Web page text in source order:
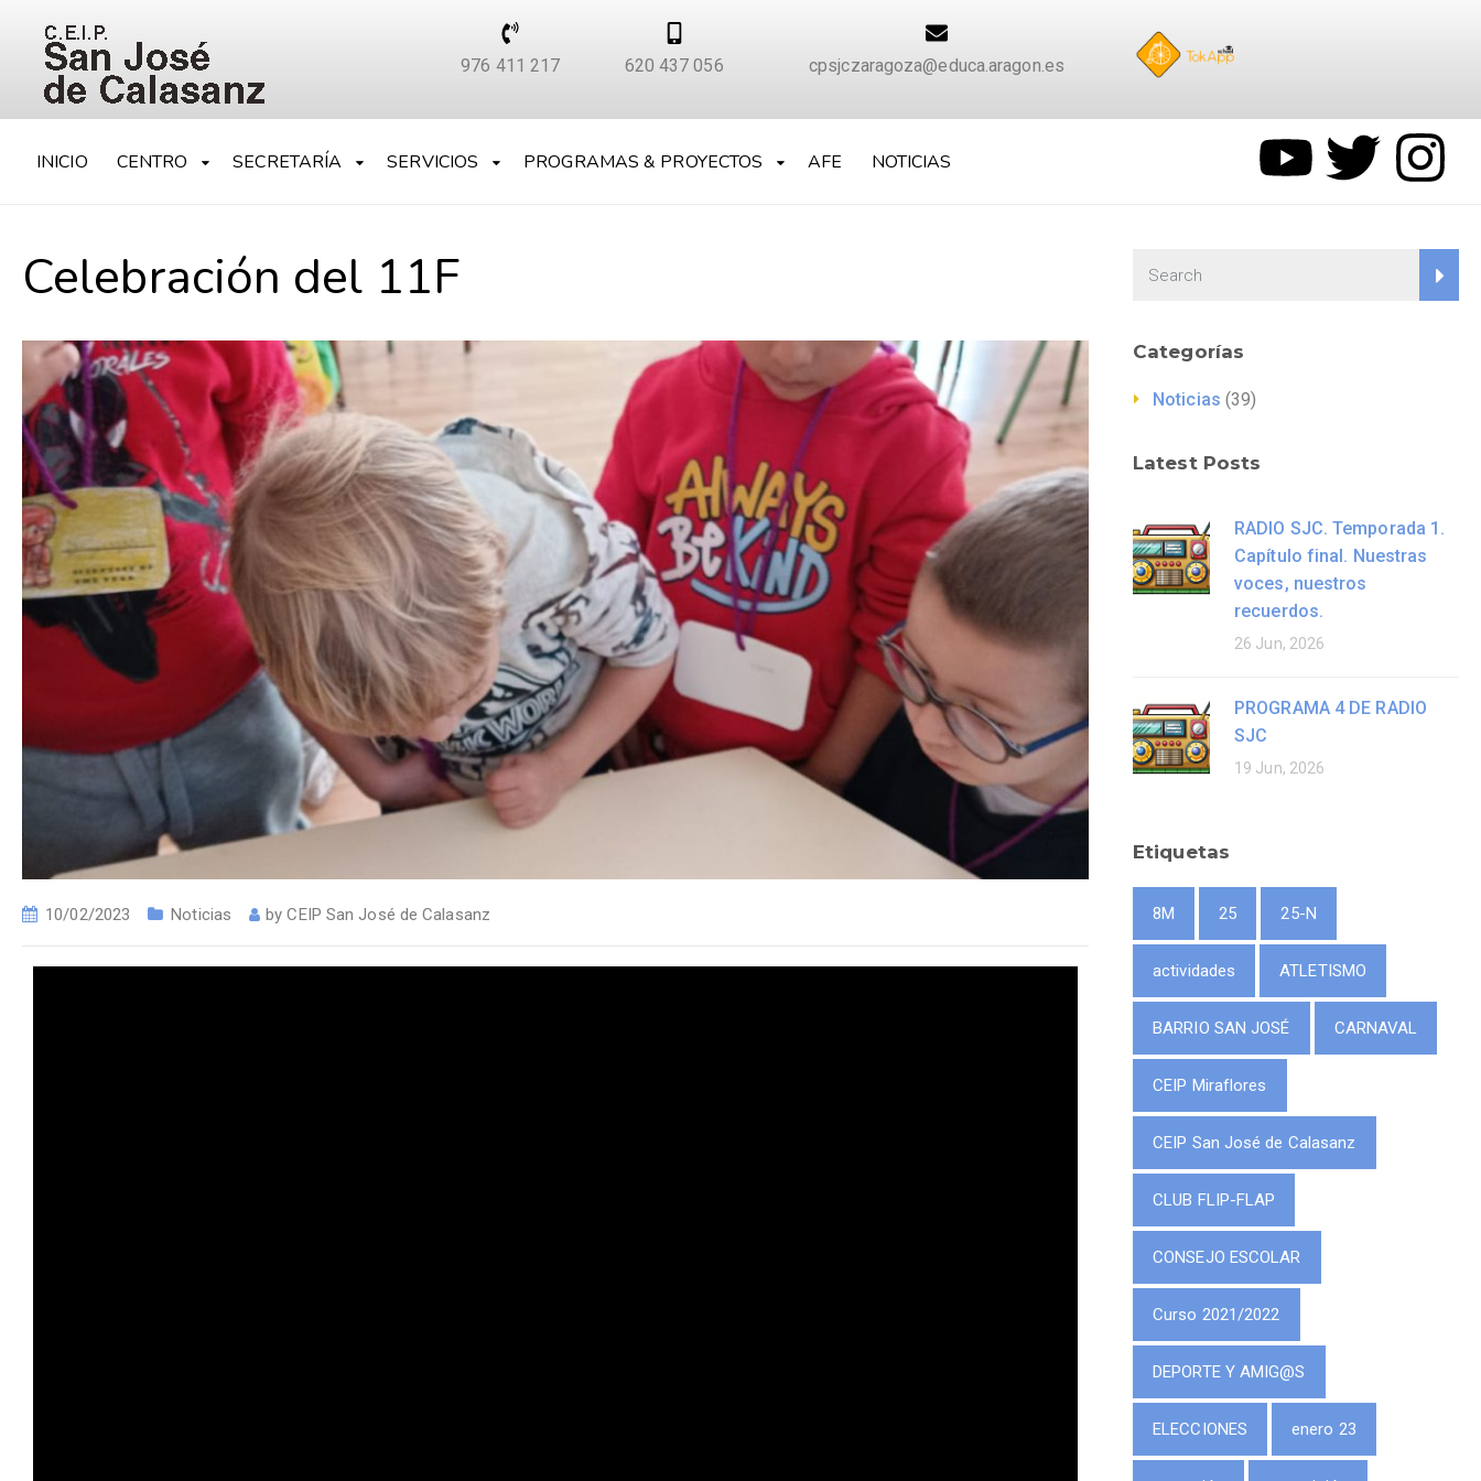
976 411 217 620 437 056 cpsjczaragoza@educa.aragon.es
INICIO CENTRO SECRETARÍA SERVICIOS PROGRAMAS & PROYECTOS AFE NOTICIAS
Celebración del 11F
10/02/2023 Noticias byCEIP San José de Calasanz
Categorías
Noticias (39)
Latest Posts
RADIO SJC. Temporada 1.
Capítulo final. Nuestras
voces, nuestros
recuerdos.
26 Jun, 2026
PROGRAMA 4 DE RADIO
SJC
19 Jun, 2026
Etiquetas
8M 25 25-N
actividades ATLETISMO
BARRIO SAN JOSÉ CARNAVAL
CEIP Miraflores
CEIP San José de Calasanz
CLUB FLIP-FLAP
CONSEJO ESCOLAR
Curso 2021/2022
DEPORTE Y AMIG@S
ELECCIONES enero 23